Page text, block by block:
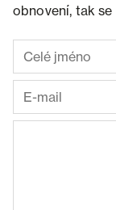
obnovení, tak